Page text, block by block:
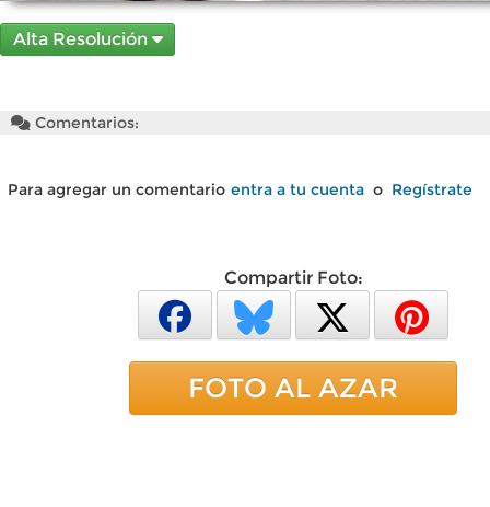
Alta Resolución
Comentarios:
Para agregar un comentario entra a tu cuenta o Regístrate
Compartir Foto:
FOTO AL AZAR